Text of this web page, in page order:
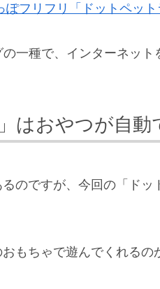
フリフリ「ドットペット
一種で、インターネット
はおやつが自動
のですが、今回の「ドッ
もちゃで遊んでくれるの